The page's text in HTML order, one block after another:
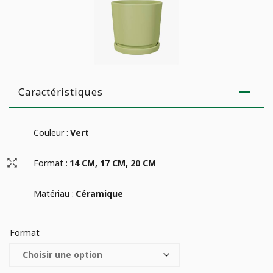
Caractéristiques
Couleur : Vert
Format : 14 CM, 17 CM, 20 CM
Matériau : Céramique
Format